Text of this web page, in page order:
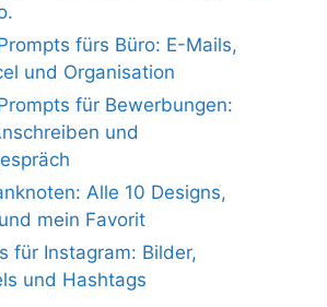
fürs Büro: E-Mails,
und Organisation
für Bewerbungen:
und
Alle 10 Designs,
mein Favorit
für Instagram: Bilder,
und Hashtags